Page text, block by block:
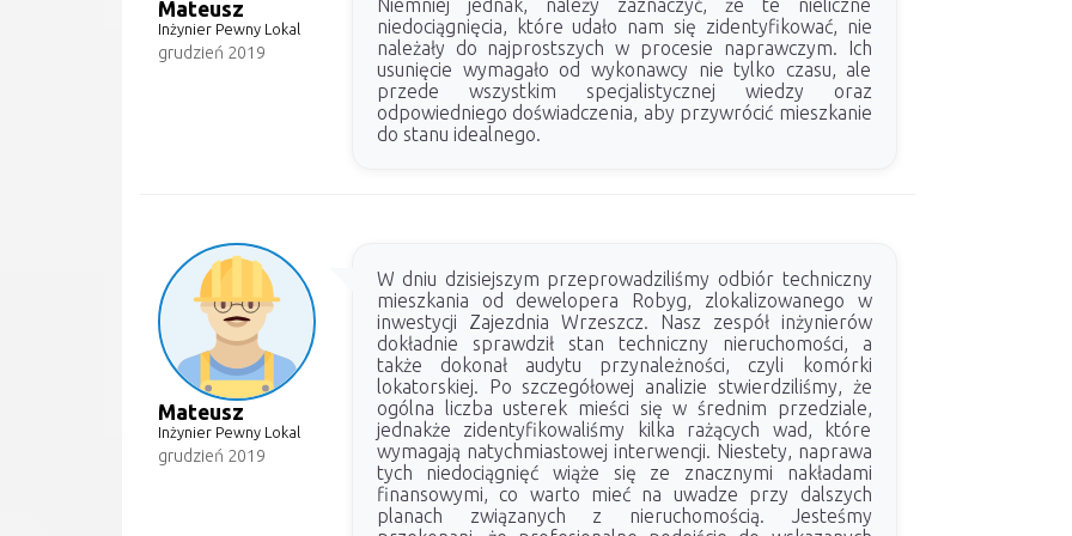
Mateusz
Inżynier Pewny Lokal
grudzień 2019
Niemniej jednak, należy zaznaczyć, że te nieliczne
niedociągnięcia, które udało nam się zidentyfikować, nie
należały do najprostszych w procesie naprawczym. Ich
usunięcie wymagało od wykonawcy nie tylko czasu, ale
przede wszystkim specjalistycznej wiedzy oraz
odpowiedniego doświadczenia, aby przywrócić mieszkanie
do stanu idealnego.
Mateusz
Inżynier Pewny Lokal
grudzień 2019
W dniu dzisiejszym przeprowadziliśmy odbiór techniczny
mieszkania od dewelopera Robyg, zlokalizowanego w
inwestycji Zajezdnia Wrzeszcz. Nasz zespół inżynierów
dokładnie sprawdził stan techniczny nieruchomości, a
także dokonał audytu przynależności, czyli komórki
lokatorskiej. Po szczegółowej analizie stwierdziliśmy, że
ogólna liczba usterek mieści się w średnim przedziale,
jednakże zidentyfikowaliśmy kilka rażących wad, które
wymagają natychmiastowej interwencji. Niestety, naprawa
tych niedociągnięć wiąże się ze znacznymi nakładami
finansowymi, co warto mieć na uwadze przy dalszych
planach związanych z nieruchomością. Jesteśmy